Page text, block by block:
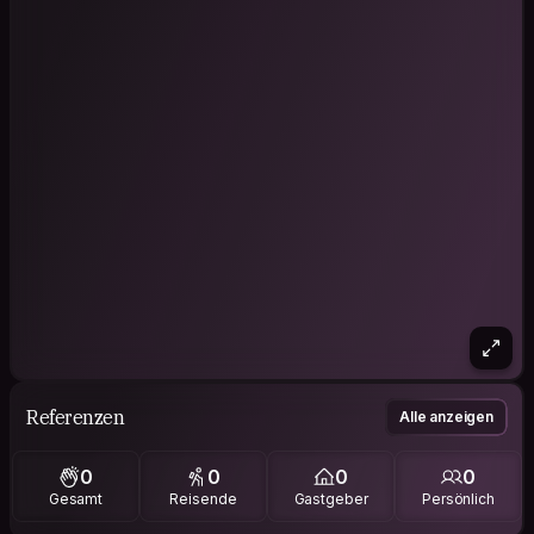
Referenzen Alle anzeigen
0
Gesamt
0
Reisende
0
Gastgeber
0
Persönlich